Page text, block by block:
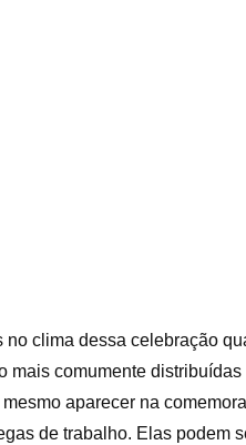
no clima dessa celebração
mais comumente distribuídas
aparecer na
de trabalho. Elas podem